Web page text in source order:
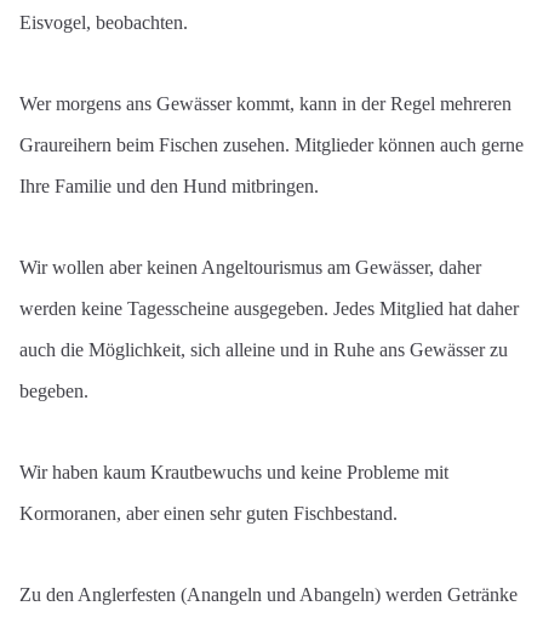
Eisvogel, beobachten.
Wer morgens ans Gewässer kommt, kann in der Regel mehreren
Graureihern beim Fischen zusehen. Mitglieder können auch gerne
Ihre Familie und den Hund mitbringen.
Wir wollen aber keinen Angeltourismus am Gewässer, daher
werden keine Tagesscheine ausgegeben. Jedes Mitglied hat daher
auch die Möglichkeit, sich alleine und in Ruhe ans Gewässer zu
begeben.
Wir haben kaum Krautbewuchs und keine Probleme mit
Kormoranen, aber einen sehr guten Fischbestand.
Zu den Anglerfesten (Anangeln und Abangeln) werden Getränke